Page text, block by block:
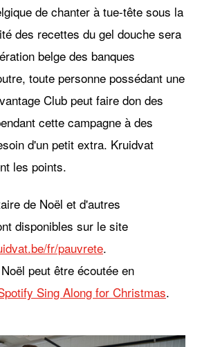
de chanter à tue-tête sous la
des recettes du gel douche sera
belge des banques
toute personne possédant une
Club peut faire don des
cette campagne à des
d'un petit extra. Kruidvat
les points.
de Noël et d'autres
disponibles sur le site
fr/pauvrete.
peut être écoutée en
Sing Along for Christmas.